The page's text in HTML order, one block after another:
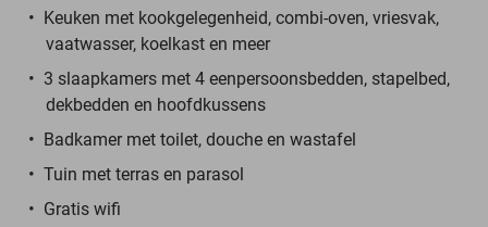
Keuken met kookgelegenheid, combi-oven, vriesvak,
vaatwasser, koelkast en meer
3 slaapkamers met 4 eenpersoonsbedden, stapelbed,
dekbedden en hoofdkussens
Badkamer met toilet, douche en wastafel
Tuin met terras en parasol
Gratis wifi